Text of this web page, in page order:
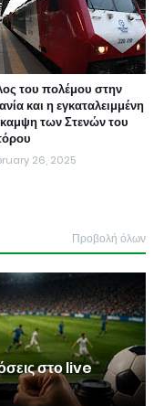
του πολέμου στην
και η εγκαταλειμμένη
των Στενών του
26, 2025
Προβολή όλων
στο live